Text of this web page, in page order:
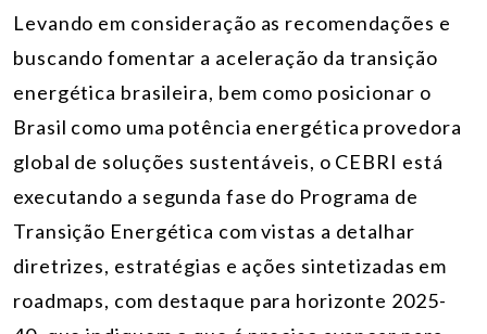
Levando em consideração as recomendações e
buscando fomentar a aceleração da transição
energética brasileira, bem como posicionar o
Brasil como uma potência energética provedora
global de soluções sustentáveis, o CEBRI está
executando a segunda fase do Programa de
Transição Energética com vistas a detalhar
diretrizes, estratégias e ações sintetizadas em
roadmaps, com destaque para horizonte 2025-